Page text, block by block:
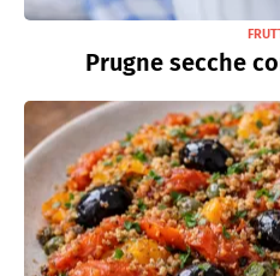
Prugne secche